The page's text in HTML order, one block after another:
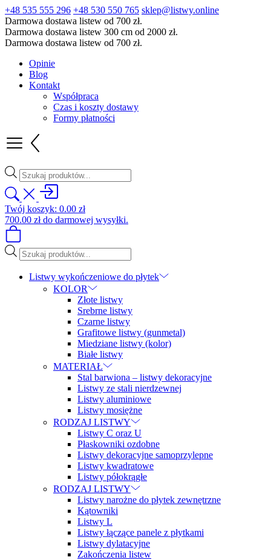
+48 535 555 296 +48 530 550 765 sklep@listwy.online
Darmowa dostawa listew od 700 zł.
Darmowa dostawa listew 300 cm od 2000 zł.
Darmowa dostawa listew od 700 zł.
Opinie
Blog
Kontakt
Współpraca
Czas i koszty dostawy
Formy płatności
Wyszukiwarka
produktów
Twój koszyk: 0.00 zł
700.00 złdo darmowej wysyłki.
Wyszukiwarka
produktów
Listwy wykończeniowe do płytek
KOLOR
Złote listwy
Srebrne listwy
Czarne listwy
Grafitowe listwy (gunmetal)
Miedziane listwy (kolor)
Białe listwy
MATERIAŁ
Stal barwiona – listwy dekoracyjne
Listwy ze stali nierdzewnej
Listwy aluminiowe
Listwy mosiężne
RODZAJ LISTWY
Listwy C oraz U
Płaskowniki ozdobne
Listwy dekoracyjne samoprzylepne
Listwy kwadratowe
Listwy półokrągłe
RODZAJ LISTWY
Listwy narożne do płytek zewnętrzne
Kątowniki
Listwy L
Listwy łączące panele z płytkami
Listwy dylatacyjne
Zakończenia listew